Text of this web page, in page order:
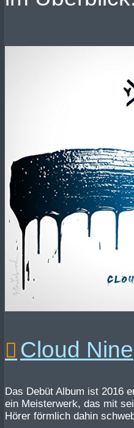
Cloud Nine
Das Debüt Album ist 2016
ein Meisterwerk, das mit
Hörer förmlich dahin